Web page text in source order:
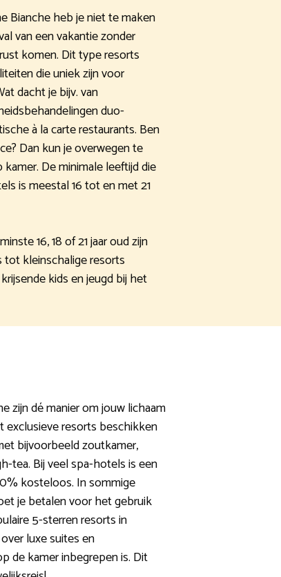
Bianche heb je niet te maken
van een vakantie zonder
komen. Dit type resorts
die uniek zijn voor
dacht je bijv. van
duo-
à la carte restaurants. Ben
Dan kun je overwegen te
De minimale leeftijd die
is meestal 16 tot en met 21
16, 18 of 21 jaar oud zijn
kleinschalige resorts
kids en jeugd bij het
zijn dé manier om jouw lichaam
exclusieve resorts beschikken
bijvoorbeeld zoutkamer,
tea. Bij veel spa-hotels is een
kosteloos. In sommige
je betalen voor het gebruik
5-sterren resorts in
luxe suites en
de kamer inbegrepen is. Dit